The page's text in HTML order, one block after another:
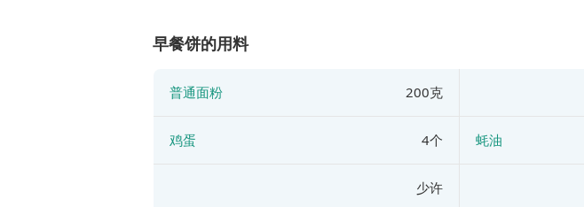
早餐饼的用料
普通面粉 200克
鸡蛋 4个 蚝油
少许